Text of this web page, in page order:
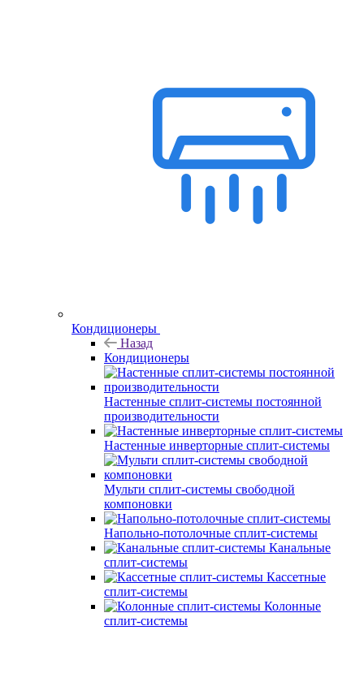
Кондиционеры
Назад
Кондиционеры
Настенные сплит-системы постоянной
производительности
Настенные инверторные сплит-системы
Мульти сплит-системы свободной
компоновки
Напольно-потолочные сплит-системы
Канальные
сплит-системы
Кассетные
сплит-системы
Колонные
сплит-системы